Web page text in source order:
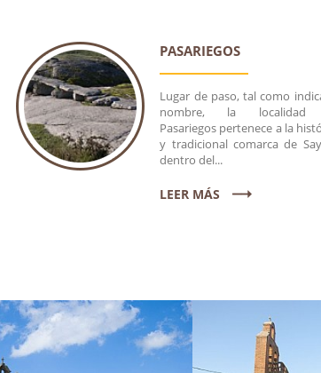
PASARIEGOS
Lugar de paso, tal como
nombre, la localidad
Pasariegos pertenece a la
y tradicional comarca de
dentro del...
LEER MÁS